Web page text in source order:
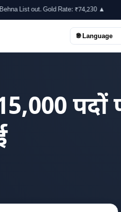
Gold Rate: ₹74,230 ▲
पदों